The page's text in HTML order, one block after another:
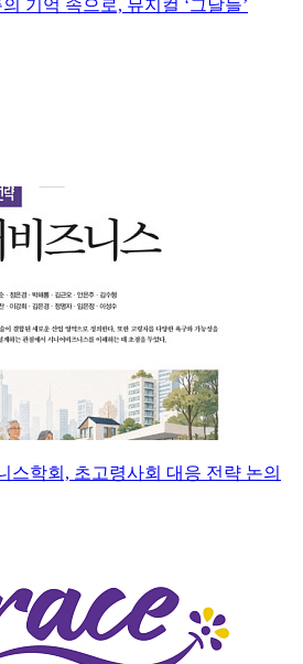
기억 속으로, 뮤지컬 ‘그날들’
스학회, 초고령사회 대응 전략 논의